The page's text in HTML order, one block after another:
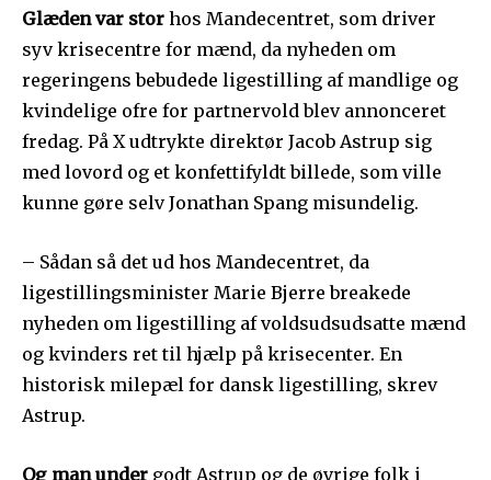
Glæden var stor hos Mandecentret, som driver
syv krisecentre for mænd, da nyheden om
regeringens bebudede ligestilling af mandlige og
kvindelige ofre for partnervold blev annonceret
fredag. På X udtrykte direktør Jacob Astrup sig
med lovord og et konfettifyldt billede, som ville
kunne gøre selv Jonathan Spang misundelig.
– Sådan så det ud hos Mandecentret, da
ligestillingsminister Marie Bjerre breakede
nyheden om ligestilling af voldsudsudsatte mænd
og kvinders ret til hjælp på krisecenter. En
historisk milepæl for dansk ligestilling, skrev
Astrup.
Og man under godt Astrup og de øvrige folk i